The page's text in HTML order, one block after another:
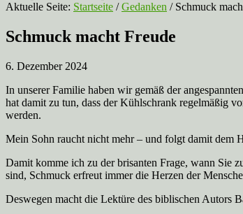
Aktuelle Seite: Startseite / Gedanken /Schmuck
Schmuck macht Freude
6. Dezember 2024
In unserer Familie haben wir gemäß der
hat damit zu tun, dass der Kühlschrank regelmäßig
werden.
Mein Sohn raucht nicht mehr – und folgt damit dem
Damit komme ich zu der brisanten Frage, wann Sie
sind, Schmuck erfreut immer die Herzen der
Deswegen macht die Lektüre des biblischen Autors